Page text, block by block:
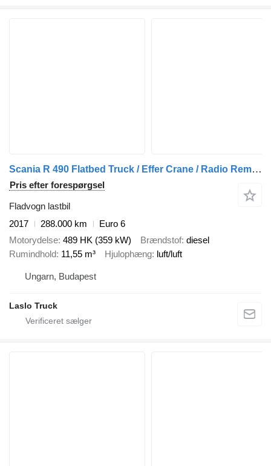
Scania R 490 Flatbed Truck / Effer Crane / Radio Remote Control / Lift
Pris efter forespørgsel
Fladvogn lastbil
2017
288.000 km
Euro 6
Motorydelse 489 HK (359 kW) Brændstof diesel
Rumindhold 11,55 m³ Hjulophæng luft/luft
Ungarn, Budapest
Laslo Truck